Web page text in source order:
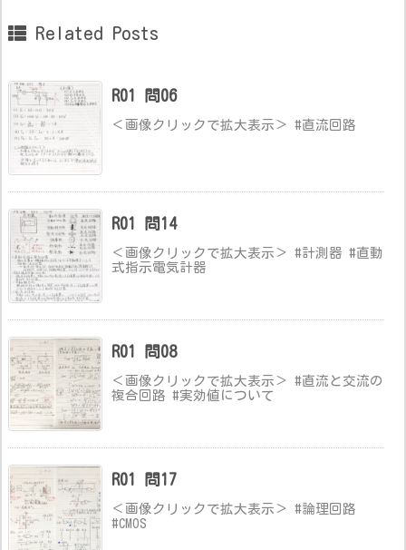
Related Posts
R01 問06
＜画像クリックで拡大表示＞ #直流回路
R01 問14
＜画像クリックで拡大表示＞ #計測器 #直動
式指示電気計器
R01 問08
＜画像クリックで拡大表示＞ #直流と交流の
複合回路 #実効値について
R01 問17
＜画像クリックで拡大表示＞ #論理回路
#CMOS